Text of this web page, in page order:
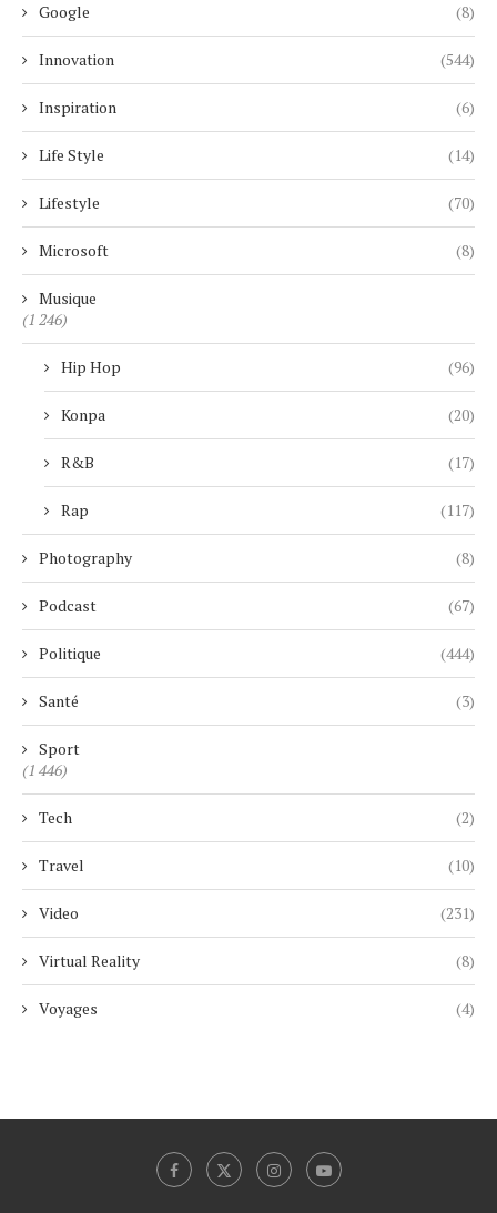
Google (8)
Innovation (544)
Inspiration (6)
Life Style (14)
Lifestyle (70)
Microsoft (8)
Musique
(1 246)
Hip Hop (96)
Konpa (20)
R&B (17)
Rap (117)
Photography (8)
Podcast (67)
Politique (444)
Santé (3)
Sport
(1 446)
Tech (2)
Travel (10)
Video (231)
Virtual Reality (8)
Voyages (4)